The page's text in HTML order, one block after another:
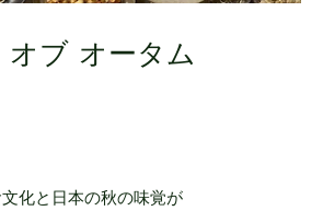
オブ オータム
化と日本の秋の味覚が